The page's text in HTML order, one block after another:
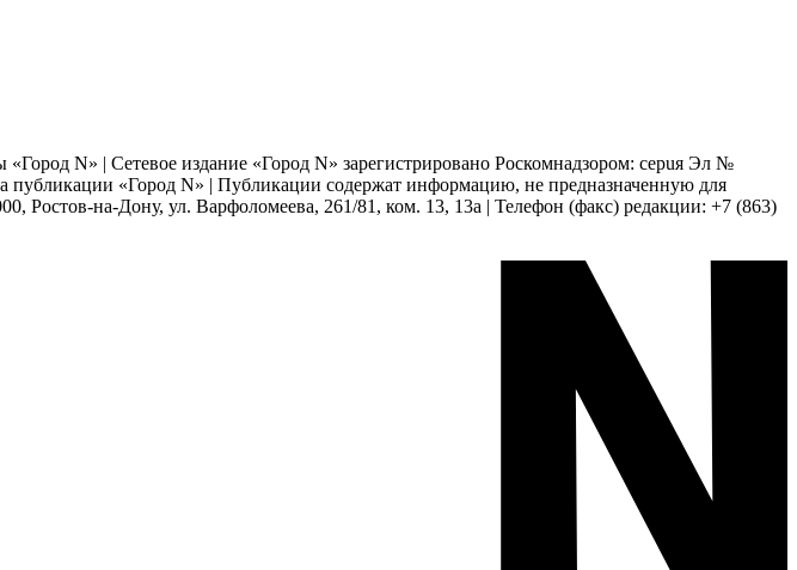
N» | Сетевое издание «Город N» зарегистрировано Роскомнадзором: серuя Эл №
публикации «Город N» | Публикации содержат информацию, не предназначенную для
Ростов-на-Дону, ул. Варфоломеева, 261/81, ком. 13, 13а | Телефон (факс) редакции: +7 (863)